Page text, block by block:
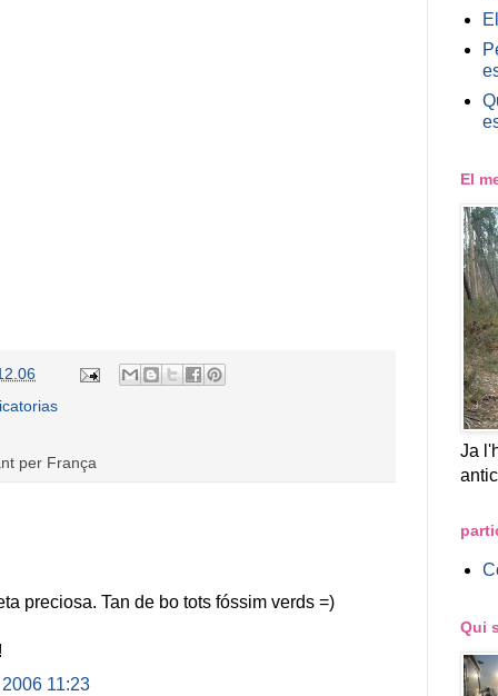
per França
preciosa. Tan de bo tots fóssim verds =)
11:23
El
Ja
Qui